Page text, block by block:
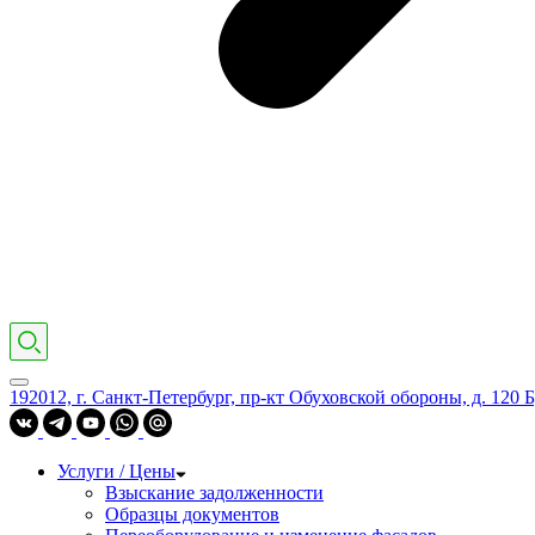
192012, г. Санкт-Петербург, пр-кт Обуховской обороны, д. 120
Услуги / Цены
Взыскание задолженности
Образцы документов